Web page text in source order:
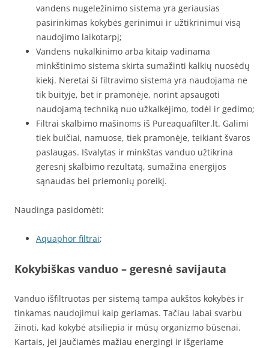
vandens nugeležinimo sistema yra geriausias
pasirinkimas kokybės gerinimui ir užtikrinimui visą
naudojimo laikotarpį;
Vandens nukalkinimo arba kitaip vadinama
minkštinimo sistema skirta sumažinti kalkių nuosėdų
kiekį. Neretai ši filtravimo sistema yra naudojama ne
tik buityje, bet ir pramonėje, norint apsaugoti
naudojamą techniką nuo užkalkėjimo, todėl ir gedimo;
Filtrai skalbimo mašinoms iš Pureaquafilter.lt. Galimi
tiek buičiai, namuose, tiek pramonėje, teikiant švaros
paslaugas. Išvalytas ir minkštas vanduo užtikrina
geresnį skalbimo rezultatą, sumažina energijos
sąnaudas bei priemonių poreikį.
Naudinga pasidomėti:
Aquaphor filtrai;
Kokybiškas vanduo – geresnė savijauta
Vanduo išfiltruotas per sistemą tampa aukštos kokybės ir
tinkamas naudojimui kaip geriamas. Tačiau labai svarbu
žinoti, kad kokybė atsiliepia ir mūsų organizmo būsenai.
Kartais, jei jaučiamės mažiau energingi ir išgeriame